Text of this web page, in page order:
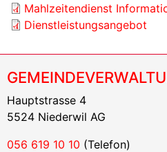
Mahlzeitendienst
Dienstleistungsangebot
Hauptstrasse 4
5524 Niederwil AG
056 619 10 10 (Telefon)